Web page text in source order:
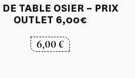
DE TABLE OSIER – PRIX
OUTLET 6,00€
6,00€